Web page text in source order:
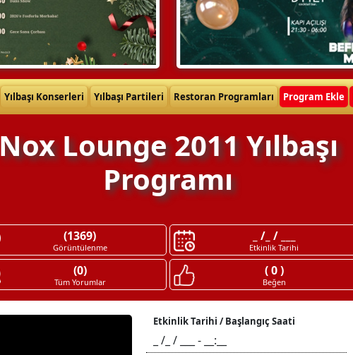
Yılbaşı Konserleri Yılbaşı Partileri Restoran Programları Program Ekle
Nox Lounge 2011 Yılbaşı
Programı
(1369)
Görüntülenme
_ /_ / ___
Etkinlik Tarihi
(0)
Tüm Yorumlar
( 0 )
Beğen
Etkinlik Tarihi / Başlangıç Saati
_ /_ / ___ - __:__